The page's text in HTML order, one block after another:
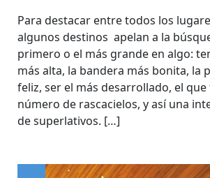
Para destacar entre todos los
algunos destinos apelan a la
primero o el más grande en algo:
más alta, la bandera más bonita, la
feliz, ser el más desarrollado, el
número de rascacielos, y así una
de superlativos. […]